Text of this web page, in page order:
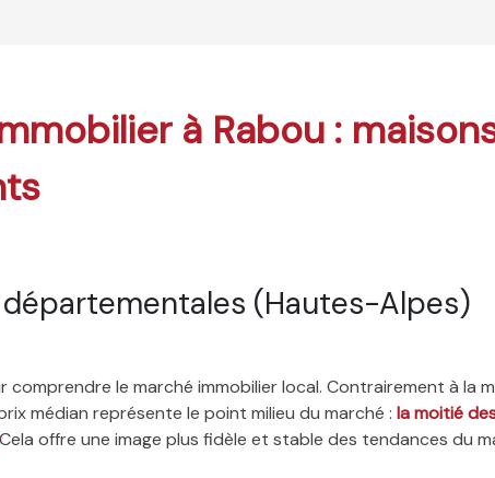
à Rabou :
(Hautes-Alpes)
le marché immobilier local. Contrairement à la
médian représente le point milieu du marché : la moitié
offre une image plus fidèle et stable des tendances du